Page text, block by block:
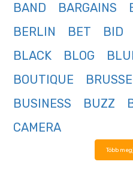
BAND
BARGAINS
BERLIN
BET BID
BLACK
BLOG
BOUTIQUE
BUSINESS
BUZZ
CAMERA
Több